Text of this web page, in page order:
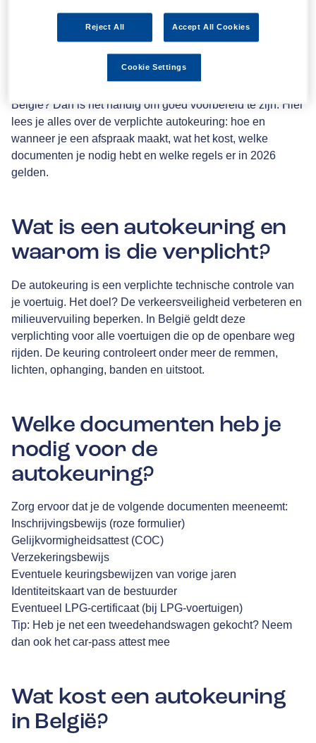
Autokeuring in België: alles
wat je moet weten
België? Dan is het handig om goed voorbereid te zijn. Hier
lees je alles over de verplichte autokeuring: hoe en
wanneer je een afspraak maakt, wat het kost, welke
documenten je nodig hebt en welke regels er in 2026
gelden.
Wat is een autokeuring en
waarom is die verplicht?
De autokeuring is een verplichte technische controle van
je voertuig. Het doel? De verkeersveiligheid verbeteren en
milieuvervuiling beperken. In België geldt deze
verplichting voor alle voertuigen die op de openbare weg
rijden. De keuring controleert onder meer de remmen,
lichten, ophanging, banden en uitstoot.
Welke documenten heb je
nodig voor de
autokeuring?
Zorg ervoor dat je de volgende documenten meeneemt:
Inschrijvingsbewijs (roze formulier)
Gelijkvormigheidsattest (COC)
Verzekeringsbewijs
Eventuele keuringsbewijzen van vorige jaren
Identiteitskaart van de bestuurder
Eventueel LPG-certificaat (bij LPG-voertuigen)
Tip: Heb je net een tweedehandswagen gekocht? Neem
dan ook het car-pass attest mee
Wat kost een autokeuring
in België?
Reject All Accept All Cookies
Cookie Settings